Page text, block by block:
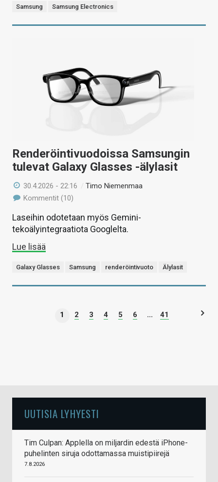
Samsung Samsung Electronics
Renderöintivuodoissa Samsungin
tulevat Galaxy Glasses -älylasit
30.4.2026 - 22:16 /Timo Niemenmaa
Kommentit (10)
Laseihin odotetaan myös Gemini-
tekoälyintegraatiota Googlelta.
Lue lisää
Galaxy Glasses Samsung renderöintivuoto Älylasit
1 2 3 4 5 6 ... 41
UUTISIA LYHYESTI
Tim Culpan: Applella on miljardin edestä iPhone-
puhelinten siruja odottamassa muistipiirejä
7.8.2026